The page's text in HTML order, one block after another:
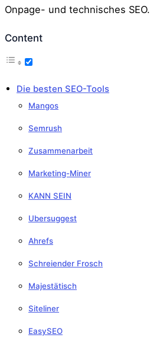
Onpage- und technisches SEO.
Content
Die besten SEO-Tools
Mangos
Semrush
Zusammenarbeit
Marketing-Miner
KANN SEIN
Ubersuggest
Ahrefs
Schreiender Frosch
Majestätisch
Siteliner
EasySEO